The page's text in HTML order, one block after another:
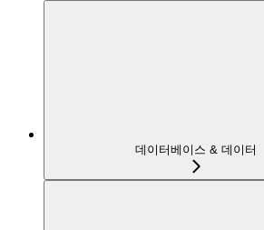
데이터베이스 & 데이터